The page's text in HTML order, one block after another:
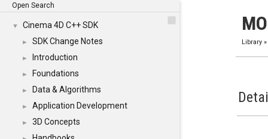
Open Search
▼ Cinema 4D C++ SDK
► SDK Change Notes
► Introduction
► Foundations
► Data & Algorithms
► Application Development
► 3D Concepts
Library